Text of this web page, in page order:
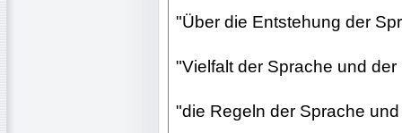
"Über die Entstehung der
"Vielfalt der Sprache und
"die Regeln der Sprache